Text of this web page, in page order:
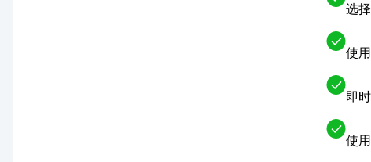
选
使
即
使